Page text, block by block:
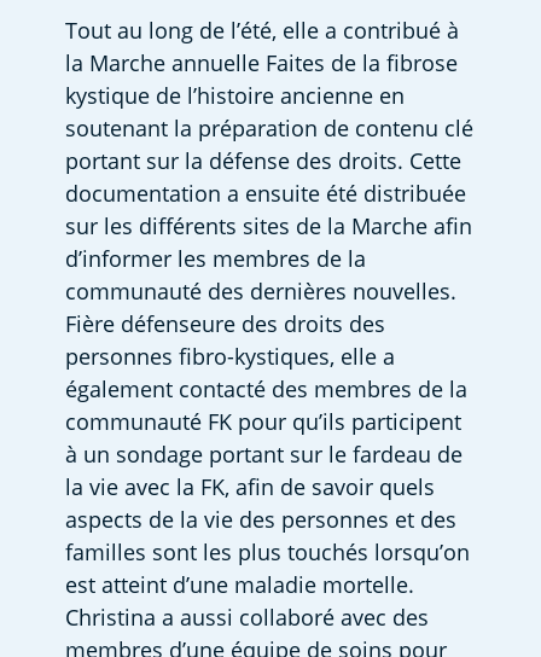
Tout au long de l’été, elle a contribué à
la Marche annuelle Faites de la fibrose
kystique de l’histoire ancienne en
soutenant la préparation de contenu clé
portant sur la défense des droits. Cette
documentation a ensuite été distribuée
sur les différents sites de la Marche afin
d’informer les membres de la
communauté des dernières nouvelles.
Fière défenseure des droits des
personnes fibro-kystiques, elle a
également contacté des membres de la
communauté FK pour qu’ils participent
à un sondage portant sur le fardeau de
la vie avec la FK, afin de savoir quels
aspects de la vie des personnes et des
familles sont les plus touchés lorsqu’on
est atteint d’une maladie mortelle.
Christina a aussi collaboré avec des
membres d’une équipe de soins pour